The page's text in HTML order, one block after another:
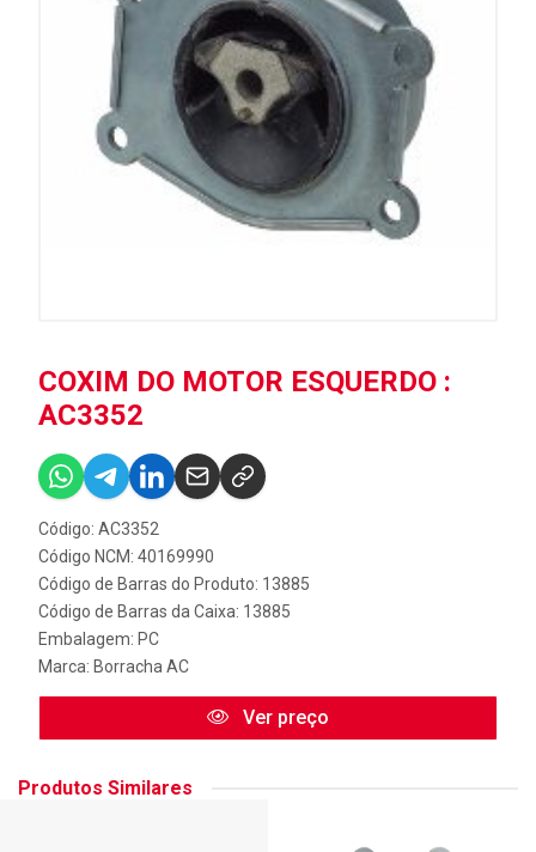
COXIM DO MOTOR ESQUERDO :
AC3352
Código: AC3352
Código NCM: 40169990
Código de Barras do Produto: 13885
Código de Barras da Caixa: 13885
Embalagem: PC
Marca: Borracha AC
Ver preço
Produtos Similares